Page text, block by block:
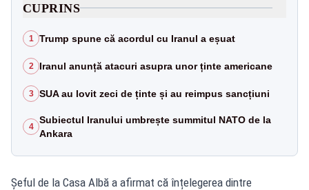
CUPRINS
1 Trump spune că acordul cu Iranul a eșuat
2 Iranul anunță atacuri asupra unor ținte americane
3 SUA au lovit zeci de ținte și au reimpus sancțiuni
4
Subiectul Iranului umbrește summitul NATO de la
Ankara
Șeful de la Casa Albă a afirmat că înțelegerea dintre